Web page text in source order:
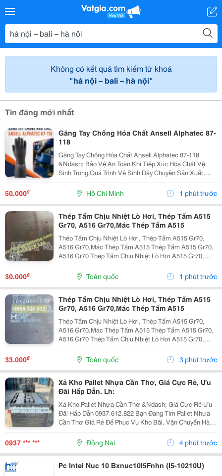
Không có kết quả tìm kiếm từ khoá
"hà nội – bali – hà nội"
Tin đăng mới nhất
Găng Tay Chống Hóa Chất Ansell Alphatec 87-
118
Găng Tay Chống Hóa Chất Ansell Alphatec 87-118
&Ndash; Bảo Vệ An Toàn Khi Tiếp Xúc Hóa Chất Vệ
Sinh Trong Quá Trình Vệ Sinh Dây Chuyền Sản Xuất,
Nhà Máy Và Khu Công Nghiệp, Người Lao Động
Thường Xuyên Tiếp Xúc Với Hóa Chất Tẩy Rửa, Dung
Dịch Khử...
50.000₫ Hồ Chí Minh 1 phút trước
Thép Tấm Chịu Nhiệt Lò Hơi, Thép Tấm A515
Gr70, A516 Gr70,Mác Thép Tấm A515
Thép Tấm Chịu Nhiệt Lò Hơi, Thép Tấm A515 Gr70,
A516 Gr70,Mác Thép Tấm A515 Thép Tấm A515 Gr70,
A516 Gr70 Thép Tấm Chịu Nhiệt Lò Hơi A515 Gr70,
A516 Gr70,20Mm,25Mm Thép Tấm Lò Hơi A515 Gr70
Là Loại Thép Hợp Kim Carbon-Silicon Chất Lượng
30.000₫ Toàn quốc 1 phút trước
Thép Tấm Chịu Nhiệt Lò Hơi, Thép Tấm A515
Gr70, A516 Gr70,Mác Thép Tấm A515
Thép Tấm Chịu Nhiệt Lò Hơi, Thép Tấm A515 Gr70,
A516 Gr70,Mác Thép Tấm A515 Thép Tấm A515 Gr70,
A516 Gr70 Thép Tấm Chịu Nhiệt Lò Hơi A515 Gr70,
A516 Gr70,20Mm,25Mm Thép Tấm Lò Hơi A515 Gr70
Là Loại Thép Hợp Kim Carbon-Silicon Chất Lượng
33.000₫ Toàn quốc 3 phút trước
Xả Kho Pallet Nhựa Cần Thơ, Giá Cực Rẻ, Ưu
Đãi Hấp Dẫn. Lh:
Xả Kho Pallet Nhựa Cần Thơ &Ndash; Giá Cực Rẻ Ưu
Đãi Hấp Dẫn 0937.612.822 Bạn Đang Tìm Pallet Nhựa
Cần Thơ Giá Rẻ Để Phục Vụ Kho Bãi, Vận Chuyển Hàng
Hóa Hay Xuất Khẩu? Đây Chính Là Cơ Hội Không Nên
Bỏ Lỡ! ✅ Vì Sao Nên Chọn Pallet Nhựa Xả Kho? ...
0937 *** *** Đồng Nai 4 phút trước
Pc Intel Nuc 10 Bxnuc10I5Fnhn (I5-10210U)